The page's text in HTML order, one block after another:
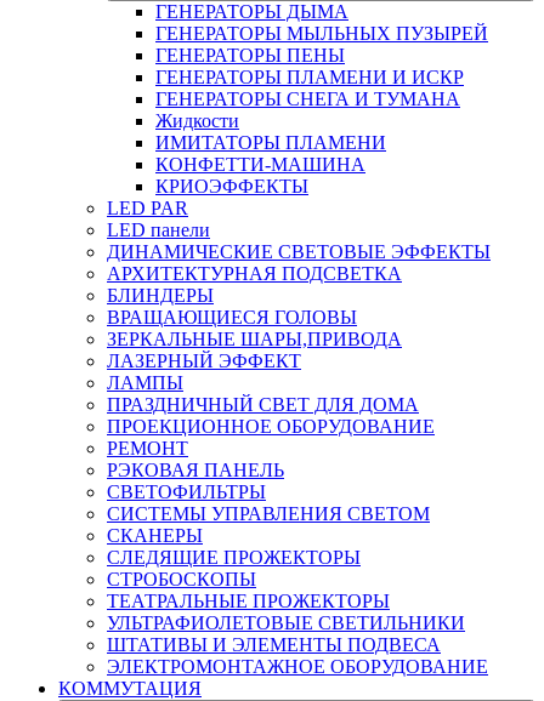
ГЕНЕРАТОРЫ ДЫМА
ГЕНЕРАТОРЫ МЫЛЬНЫХ ПУЗЫРЕЙ
ГЕНЕРАТОРЫ ПЕНЫ
ГЕНЕРАТОРЫ ПЛАМЕНИ И ИСКР
ГЕНЕРАТОРЫ СНЕГА И ТУМАНА
Жидкости
ИМИТАТОРЫ ПЛАМЕНИ
КОНФЕТТИ-МАШИНА
КРИОЭФФЕКТЫ
LED PAR
LED панели
ДИНАМИЧЕСКИЕ СВЕТОВЫЕ ЭФФЕКТЫ
АРХИТЕКТУРНАЯ ПОДСВЕТКА
БЛИНДЕРЫ
ВРАЩАЮЩИЕСЯ ГОЛОВЫ
ЗЕРКАЛЬНЫЕ ШАРЫ,ПРИВОДА
ЛАЗЕРНЫЙ ЭФФЕКТ
ЛАМПЫ
ПРАЗДНИЧНЫЙ СВЕТ ДЛЯ ДОМА
ПРОЕКЦИОННОЕ ОБОРУДОВАНИЕ
РЕМОНТ
РЭКОВАЯ ПАНЕЛЬ
СВЕТОФИЛЬТРЫ
СИСТЕМЫ УПРАВЛЕНИЯ СВЕТОМ
СКАНЕРЫ
СЛЕДЯЩИЕ ПРОЖЕКТОРЫ
СТРОБОСКОПЫ
ТЕАТРАЛЬНЫЕ ПРОЖЕКТОРЫ
УЛЬТРАФИОЛЕТОВЫЕ СВЕТИЛЬНИКИ
ШТАТИВЫ И ЭЛЕМЕНТЫ ПОДВЕСА
ЭЛЕКТРОМОНТАЖНОЕ ОБОРУДОВАНИЕ
КОММУТАЦИЯ